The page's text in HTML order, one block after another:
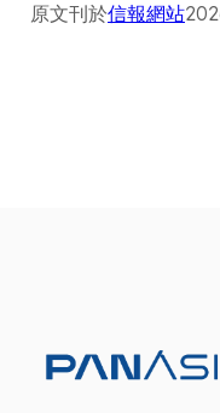
原文刊於信報網站